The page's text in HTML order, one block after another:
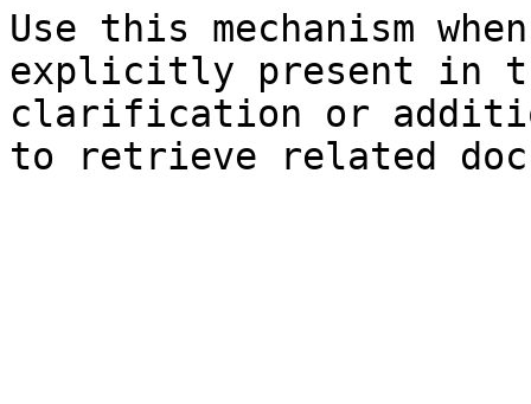
Use this mechanism
explicitly present in
clarification or